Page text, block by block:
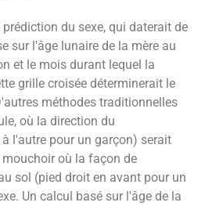
du sexe, qui daterait de
sur l'âge lunaire de la mère au
et le mois durant lequel la
grille croisée déterminerait le
méthodes traditionnelles
où la direction du
l'autre pour un garçon) serait
où la façon de
sol (pied droit en avant pour un
Un calcul basé sur l'âge de la